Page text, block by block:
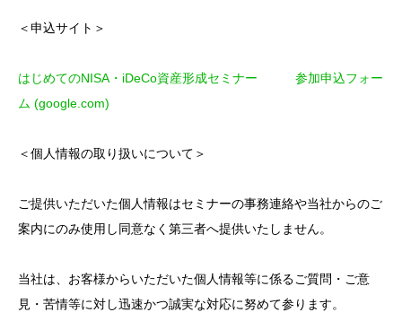
＜申込サイト＞
はじめてのNISA・iDeCo資産形成セミナー 参加申込フォー
ム (google.com)
＜個人情報の取り扱いについて＞
ご提供いただいた個人情報はセミナーの事務連絡や当社からのご
案内にのみ使用し同意なく第三者へ提供いたしません。
当社は、お客様からいただいた個人情報等に係るご質問・ご意
見・苦情等に対し迅速かつ誠実な対応に努めて参ります。